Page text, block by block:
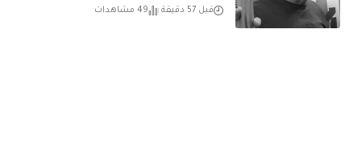
قبل 57 دقيقة 49 مشاهدات